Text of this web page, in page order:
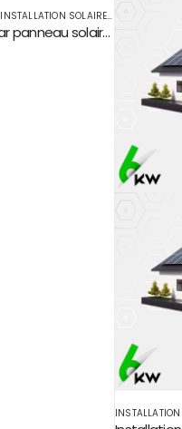
,POMPE PISCINE
INSTALLATION SOLAIRE PHOTOVOLTAÏQUE
Canadien Solar panneau solaire 715 w